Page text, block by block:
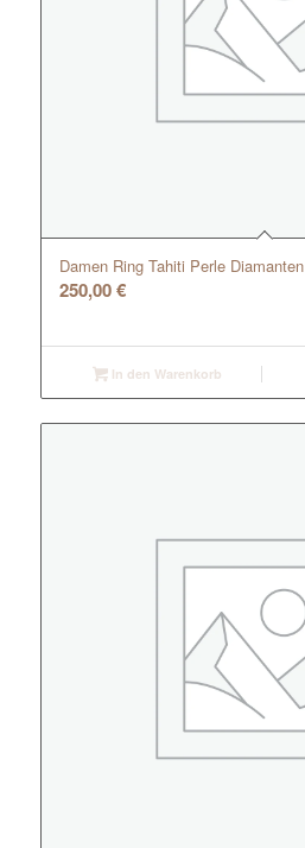
Damen Ring Tahiti Perle Diamanten
250,00€
In den Warenkorb